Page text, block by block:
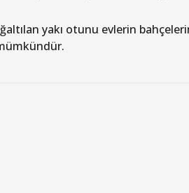
yakı otunu evlerin